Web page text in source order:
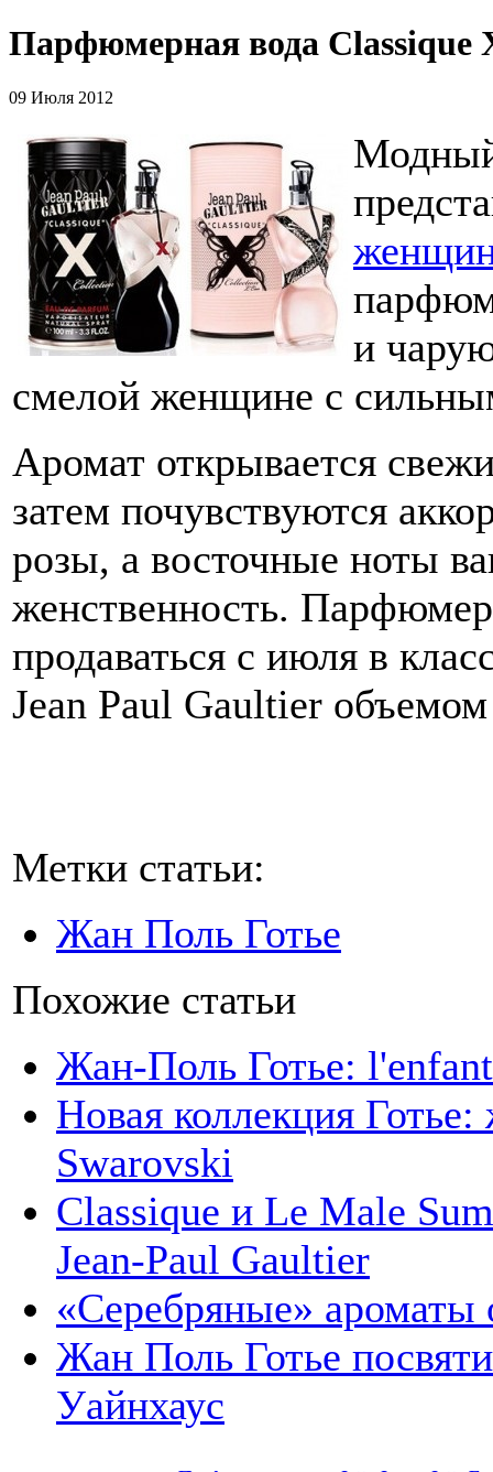
Парфюмерная вода Classique
09 Июля 2012
и
смелой женщине с
Аромат открывается
затем почувствуются
розы, а восточные ноты
женственность.
продаваться с июля в
Jean Paul Gaultier
Метки статьи:
Жан Поль Готье
Похожие статьи
Жан-Поль Готье:
Новая коллекция
Swarovski
Classique и Le Male
Jean-Paul Gaultier
«Серебряные» ароматы
Жан Поль Готье
Уайнхаус